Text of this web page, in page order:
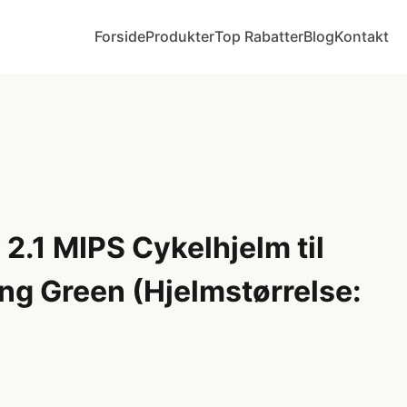
ForsideProdukterTop RabatterBlogKontakt
MIPS Cykelhjelm til
Green (Hjelmstørrelse: